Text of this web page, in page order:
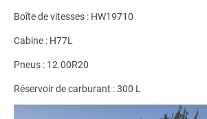
Boîte de vitesses : HW19710
Cabine : H77L
Pneus : 12.00R20
Réservoir de carburant : 300 L